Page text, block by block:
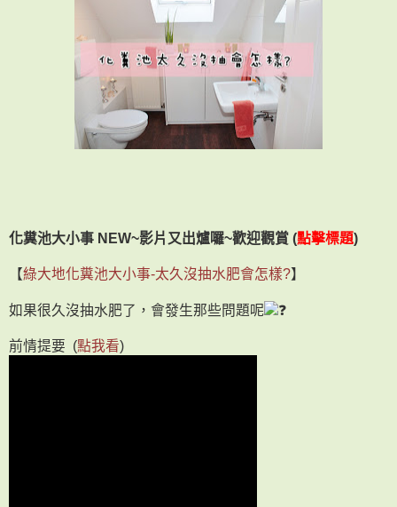
化糞池大小事 NEW~影片又出爐囉~歡迎觀賞 (點擊標題)
【綠大地化糞池大小事-太久沒抽水肥會怎樣?】
如果很久沒抽水肥了，會發生那些問題呢 ❓
前情提要 (點我看)